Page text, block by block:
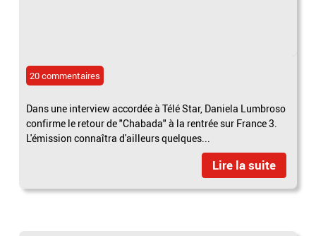
20 commentaires
Dans une interview accordée à Télé Star, Daniela Lumbroso
confirme le retour de "Chabada" à la rentrée sur France 3.
L'émission connaîtra d'ailleurs quelques...
Lire la suite